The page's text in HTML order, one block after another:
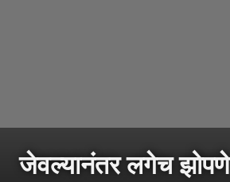
जेवल्यानंतर लगेच झोपणे